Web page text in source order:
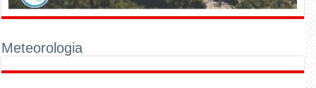
Meteorologia